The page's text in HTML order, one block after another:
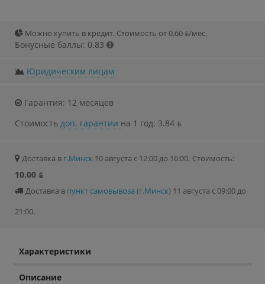
Можно купить в кредит. Стоимость от 0.60 ƃ/мec.
Бонусные баллы: 0.83
Юридическим лицам
Гарантия: 12 месяцев
Стоимость доп. гарантии на 1 год: 3.84 ƃ
Доставка в г.Минск 10 августа с 12:00 до 16:00. Стоимость:
10.00 ƃ
Доставка в пункт самовывоза (г.Минск) 11 августа с 09:00 до
21:00.
Характеристики
Описание